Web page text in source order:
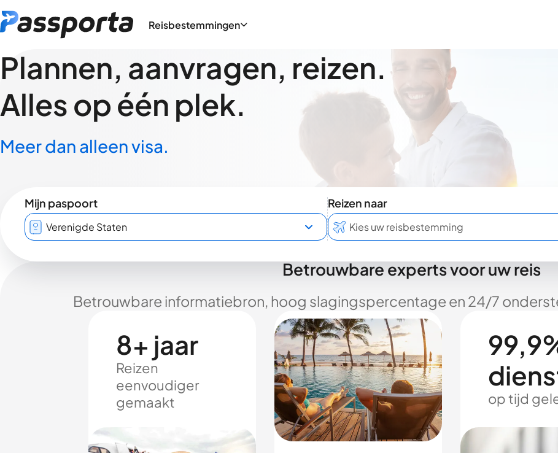
Reisbestemmingen
Plannen, aanvragen, reizen.
Alles op één plek.
Meer dan alleen visa.
Mijn paspoort
Reizen naar
Betrouwbare experts voor uw reis
Betrouwbare informatiebron, hoog slagingspercentage en 24/7
8+ jaar
Reizen
eenvoudiger
gemaakt
op tijd